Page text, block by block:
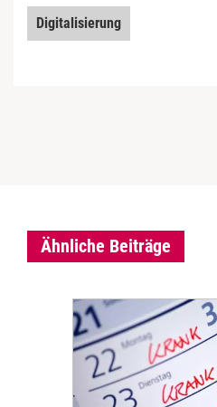
Digitalisierung
Ähnliche Beiträge